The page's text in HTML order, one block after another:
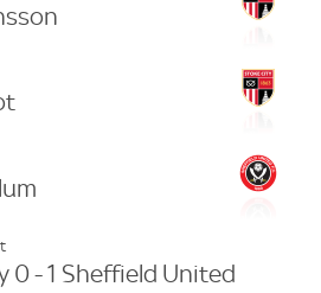
0 - 1 Sheffield United